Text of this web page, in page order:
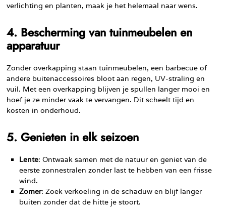
verlichting en planten, maak je het helemaal naar wens.
4. Bescherming van tuinmeubelen en
apparatuur
Zonder overkapping staan tuinmeubelen, een barbecue of
andere buitenaccessoires bloot aan regen, UV-straling en
vuil. Met een overkapping blijven je spullen langer mooi en
hoef je ze minder vaak te vervangen. Dit scheelt tijd en
kosten in onderhoud.
5. Genieten in elk seizoen
Lente: Ontwaak samen met de natuur en geniet van de
eerste zonnestralen zonder last te hebben van een frisse
wind.
Zomer: Zoek verkoeling in de schaduw en blijf langer
buiten zonder dat de hitte je stoort.